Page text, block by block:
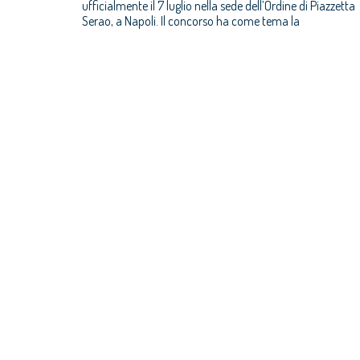
ufficialmente il 7 luglio nella sede dell’Ordine di Piazzetta
Serao, a Napoli. Il concorso ha come tema la